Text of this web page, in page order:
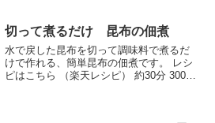
切って煮るだけ 昆布の佃煮
水で戻した昆布を切って調味料で煮るだ
けで作れる、簡単昆布の佃煮です。 レシ
ピはこちら （楽天レシピ） 約30分 300円